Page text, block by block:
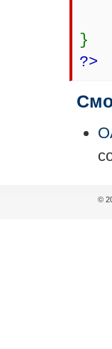
}
?>
©